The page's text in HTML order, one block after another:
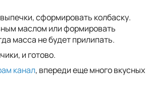
сформировать колбаску.
маслом или формировать
масса не будет прилипать.
и готово.
канал, впереди еще много вкусных